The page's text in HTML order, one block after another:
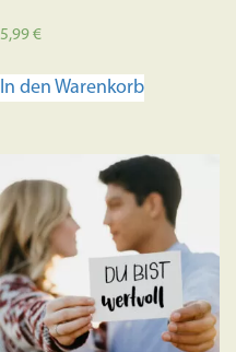
5,99€
In den Warenkorb